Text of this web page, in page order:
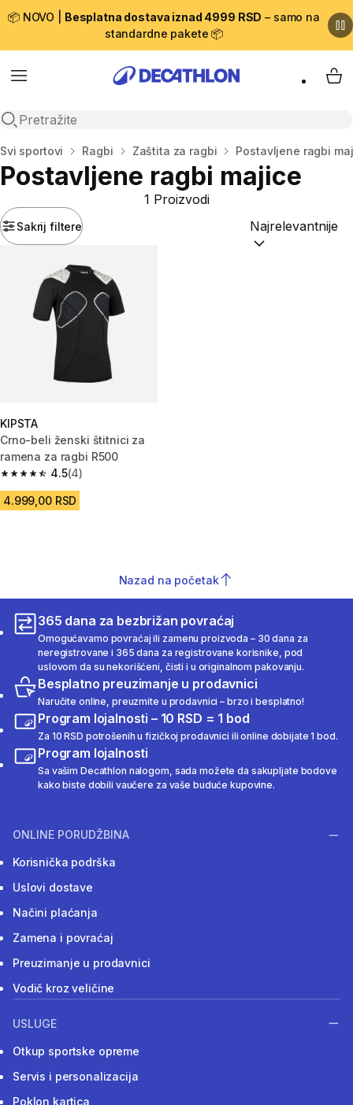
📦 NOVO | Besplatna dostava iznad 4999 RSD – samo na
standardne pakete 📦
Menu
Open search
My
Početna stranica
Svi sportovi Ragbi Zaštita za ragbi Postavljene ragbi
Postavljene ragbi majice
Sakrij filtere
1 Proizvodi
Sortiraj po:
KIPSTA
Crno-beli ženski štitnici za
ramena za ragbi R500
4.5
4.5 od 5 zvezdica from 4 Recenzije
(4)
4.999,00 RSD
Nazad na početak
365 dana za bezbrižan povraćaj
Omogućavamo povraćaj ili zamenu proizvoda – 30 dana za
neregistrovane i 365 dana za registrovane korisnike, pod
uslovom da su nekorišćeni, čisti i u originalnom pakovanju.
Besplatno preuzimanje u prodavnici
Naručite online, preuzmite u prodavnici – brzo i besplatno!
Program lojalnosti – 10 RSD = 1 bod
Za 10 RSD potrošenih u fizičkoj prodavnici ili online dobijate 1 bod.
Program lojalnosti
Sa vašim Decathlon nalogom, sada možete da sakupljate bodove
kako biste dobili vaučere za vaše buduće kupovine.
ONLINE PORUDŽBINA
Korisnička podrška
Uslovi dostave
Načini plaćanja
Zamena i povraćaj
Preuzimanje u prodavnici
Vodič kroz veličine
USLUGE
Otkup sportske opreme
Servis i personalizacija
Poklon kartica